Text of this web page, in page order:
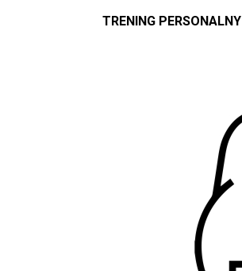
TRENING PERSONALNY